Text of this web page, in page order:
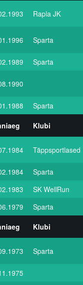
Rapla JK
Sparta
Sparta
Sparta
Klubi
Täppsportlased
Sparta
SK WellRun
Sparta
Klubi
Sparta